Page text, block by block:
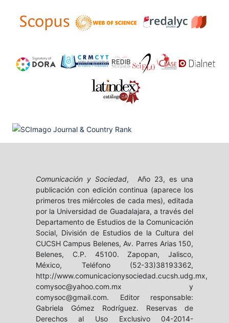
Comunicación y Sociedad, Año 23, es una
publicación con edición continua (aparece los
primeros tres miércoles de cada mes), editada
por la Universidad de Guadalajara, a través del
Departamento de Estudios de la Comunicación
Social, División de Estudios de la Cultura del
CUCSH Campus Belenes, Av. Parres Arias 150,
Belenes, C.P. 45100. Zapopan, Jalisco,
México, Teléfono (52-33)38193362,
http://www.comunicacionysociedad.cucsh.udg.mx,
comysoc@yahoo.com.mx y
comysoc@gmail.com. Editor responsable:
Gabriela Gómez Rodríguez. Reservas de
Derechos al Uso Exclusivo 04-2014-